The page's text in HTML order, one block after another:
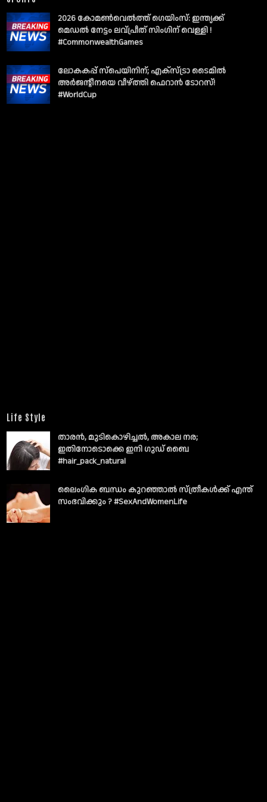
2026 കോമൺവെൽത്ത് ഗെയിംസ്: ഇന്ത്യക്ക്
മെഡൽ നേട്ടം ലവ്പ്രീത് സിംഗിന് വെള്ളി !
#CommonwealthGames
ലോകകപ്പ് സ്പെയിനിന്; എക്സ്ട്രാ ടൈമിൽ
അർജന്റീനയെ വീഴ്ത്തി ഫെറാൻ ടോറസ്!
#WorldCup
Life Style
താരൻ, മുടികൊഴിച്ചൽ, അകാല നര;
ഇതിനോടൊക്കെ ഇനി ഗുഡ് ബൈ
#hair_pack_natural
ലൈംഗിക ബന്ധം കുറഞ്ഞാല്‍ സ്ത്രീകള്‍ക്ക് എന്ത്
സംഭവിക്കും ? #SexAndWomenLife